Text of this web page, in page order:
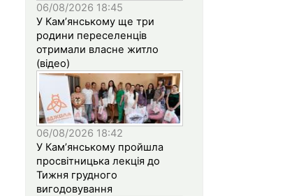
06/08/2026 18:45
У Кам’янському ще три
родини переселенців
отримали власне житло
(відео)
06/08/2026 18:42
У Кам’янському пройшла
просвітницька лекція до
Тижня грудного
вигодовування